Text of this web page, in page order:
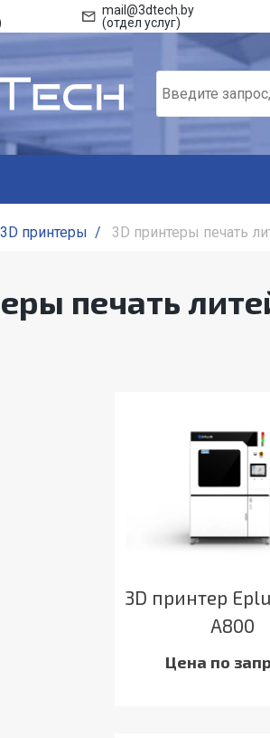
mail@3dtech.by
(отдел услуг)
3D принтеры / 3D принтеры печать
печать
3D принтер
A800
Цена по